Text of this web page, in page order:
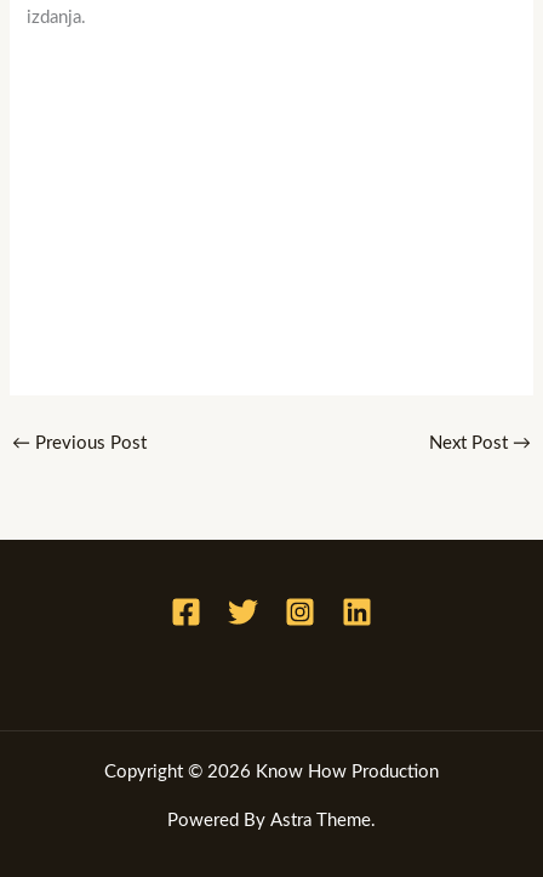
izdanja.
← Previous Post Next Post →
Copyright © 2026 Know How Production
Powered By Astra Theme.